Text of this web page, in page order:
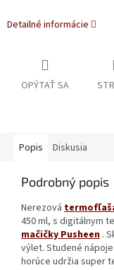
Detailné informácie
OPÝTAŤ SA
Popis Diskusia
Podrobný popis
Nerezová
450 ml, s digitálnym
mačičky Pusheen .
výlet. Studené
horúce udržia super